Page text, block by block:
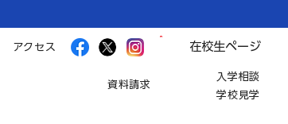
アクセス 在校生ページ
資料請求
入学相談
学校見学